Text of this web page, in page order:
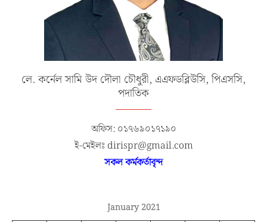
লে. কর্নেল সামি উদ দৌলা চৌধুরী, এএফডব্লিউসি, পিএসসি,
পদাতিক
অফিস: ০১৭৬৯০১৭১৯০
ই-মেইলঃ dirispr@gmail.com
সকল কর্মকর্তাবৃন্দ
January 2021